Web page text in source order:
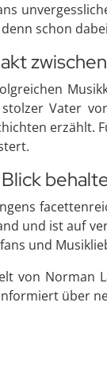
denn schon
Vater
erzählt.
und ist auf
und
von Norman
über